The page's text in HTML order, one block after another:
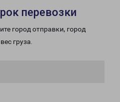
перевозки
город отправки, город
груза.